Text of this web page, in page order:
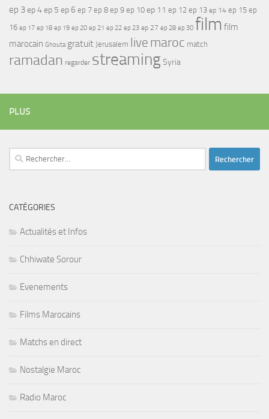
ep 3ep 4ep 5 ep 6 ep 7 ep 8 ep 9 ep 10 ep 11 ep 12 ep 13 ep 14 ep 15 ep
16 ep 17 ep 18 ep 19 ep 20 ep 21 ep 22 ep 23 ep 27 ep 28 ep 30 film film
marocain Ghouta gratuit Jerusalem live maroc match
ramadan regarder streamingSyria
PLUS
Rechercher :
CATÉGORIES
Actualités et Infos
Chhiwate Sorour
Evenements
Films Marocains
Matchs en direct
Nostalgie Maroc
Radio Maroc